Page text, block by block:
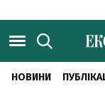
НОВИНИ